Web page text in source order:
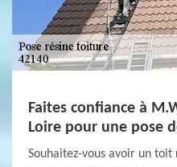
Faites confiance à
Loire pour une pose
Souhaitez-vous avoir un